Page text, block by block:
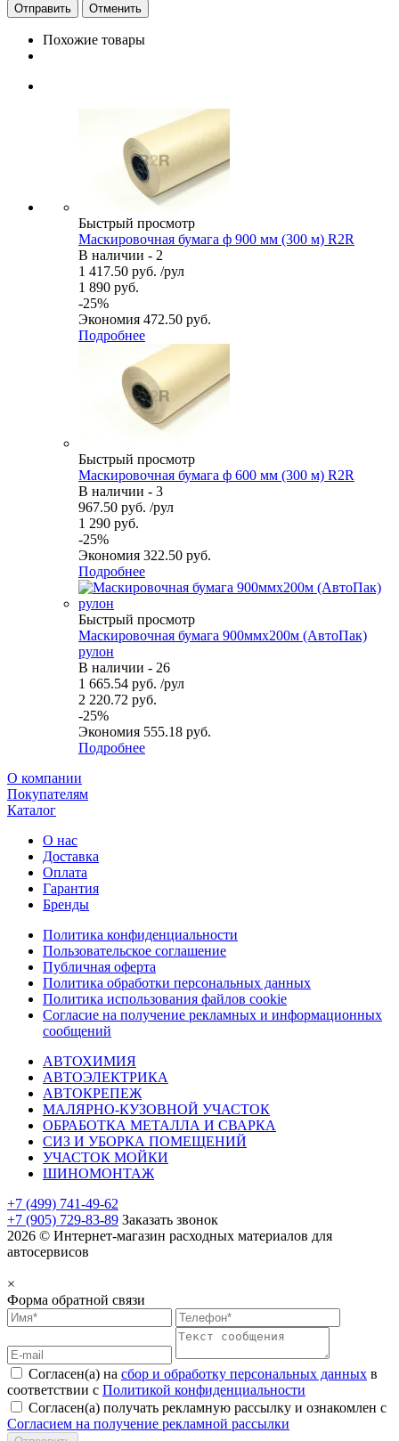
Отменить
Похожие товары
Быстрый просмотр
Маскировочная бумага ф 900 мм (300 м) R2R
В наличии - 2
1 417.50 руб. /рул
1 890 руб.
-25%
Экономия 472.50 руб.
Подробнее
Быстрый просмотр
Маскировочная бумага ф 600 мм (300 м) R2R
В наличии - 3
967.50 руб. /рул
1 290 руб.
-25%
Экономия 322.50 руб.
Подробнее
Быстрый просмотр
Маскировочная бумага 900ммх200м (АвтоПак)
рулон
В наличии - 26
1 665.54 руб. /рул
2 220.72 руб.
-25%
Экономия 555.18 руб.
Подробнее
О компании
Покупателям
Каталог
О нас
Доставка
Оплата
Гарантия
Бренды
Политика конфиденциальности
Пользовательское соглашение
Публичная оферта
Политика обработки персональных данных
Политика использования файлов cookie
Согласие на получение рекламных и информационных
сообщений
АВТОХИМИЯ
АВТОЭЛЕКТРИКА
АВТОКРЕПЕЖ
МАЛЯРНО-КУЗОВНОЙ УЧАСТОК
ОБРАБОТКА МЕТАЛЛА И СВАРКА
СИЗ И УБОРКА ПОМЕЩЕНИЙ
УЧАСТОК МОЙКИ
ШИНОМОНТАЖ
+7 (499) 741-49-62
+7 (905) 729-83-89 Заказать звонок
2026 © Интернет-магазин расходных материалов для
автосервисов
×
Форма обратной связи
Согласен(а) на сбор и обработку персональных данных в
соответствии с Политикой конфиденциальности
Согласен(а) получать рекламную рассылку и ознакомлен с
Согласием на получение рекламной рассылки